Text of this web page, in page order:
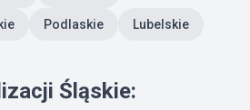
Podlaskie Lubelskie
Śląskie: